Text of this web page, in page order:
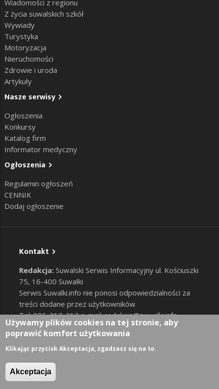
Wiadomości z regionu
Z życia suwalskich szkół
Wywiady
Turystyka
Motoryzacja
Nieruchomości
Zdrowie i uroda
Artykuły
Nasze serwisy
Ogłoszenia
Konkursy
Katalog firm
Informator medyczny
Ogłoszenia
Regulamin ogłoszeń
CENNIK
Dodaj ogłoszenie
Kontakt
Redakcja: Suwalski Serwis Informacyjny ul. Kościuszki
75, 16-400 Suwałki
Serwis Suwalki.info nie ponosi odpowiedzialności za
treści dodane przez użytkowników
Tel: 885-212-212 e-mail:redakcja@suwalki.info,
reklama@suwalki.info
RODO |Cookies
User account menu
Zaloguj
Używamy plików cookies na tej stronie, aby
poprawić komfort użytkowania
Klikając przycisk Akceptacja, zgadzasz się na to.
Akceptacja